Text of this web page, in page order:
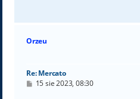
Orzeu
Re: Mercato
P15 sie 2023, 08:30